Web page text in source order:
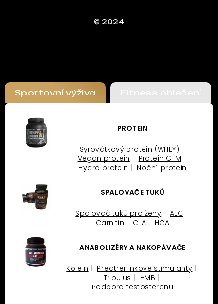
© 2024
Sportovní výživa Fitness oblečení
PROTEIN
Syrovátkový protein (WHEY)
Vegan protein
Protein CFM
Hydro protein
Noční protein
SPALOVAČE TUKŮ
Spalovač tuků pro ženy
ALC
Carnitin
CLA HCA
ANABOLIZÉRY A NAKOPÁVAČE
Kofein
Předtréninkové stimulanty
Tribulus
HMB
Podpora testosteronu